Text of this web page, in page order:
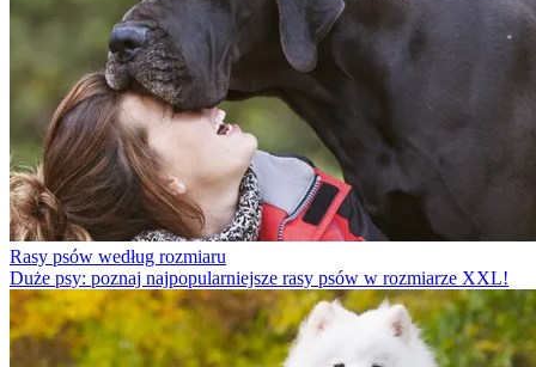
Rasy psów według rozmiaru
Duże psy: poznaj najpopularniejsze rasy psów w rozmiarze XXL!